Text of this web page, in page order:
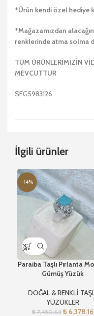
*Ürün kendi özel hediye
*Mağazamızdan
renklerinde atma solma
TÜM ÜRÜNLERİMİZİN
MEVCUTTUR
SFG5983126
İlgili ürünler
-14%
Paraiba Taşlı Pırlanta
Gümüş Yüzük
DOĞAL & RENKLİ
YÜZÜKLER
₺7,450.63 ₺6,378.16